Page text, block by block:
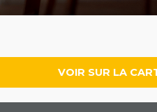
VOIR SUR LA